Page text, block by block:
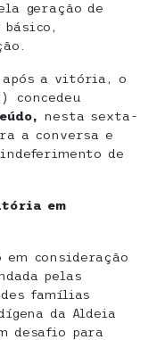
geração de
básico,
após a vitória, o
concedeu
nesta sexta-
a conversa e
de
em
em consideração
pelas
famílias
da Aldeia
desafio para